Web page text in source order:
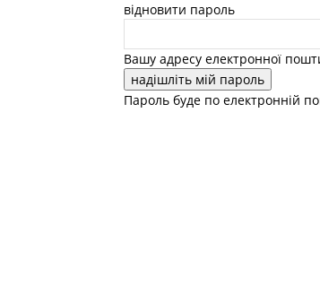
відновити пароль
Вашу адресу електронної
Пароль буде по електронній